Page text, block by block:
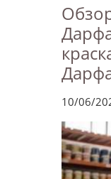
10/06/